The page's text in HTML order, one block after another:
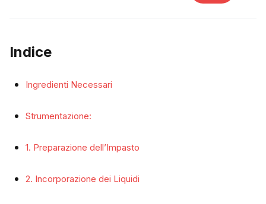
Indice
Ingredienti Necessari
Strumentazione:
1. Preparazione dell’Impasto
2. Incorporazione dei Liquidi